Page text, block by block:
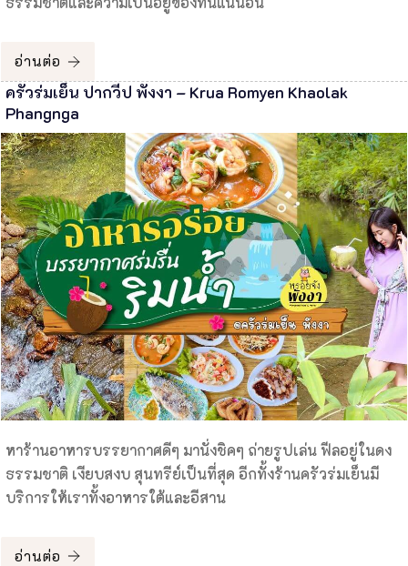
อ่านต่อ
ครัวร่มเย็น ปากวีป พังงา – Krua Romyen Khaolak
Phangnga
หาร้านอาหารบรรยากาศดีๆ มานั่งชิคๆ ถ่ายรูปเล่น ฟีลอยู่ในดง
ธรรมชาติ เงียบสงบ สุนทรีย์เป็นที่สุด อีกทั้งร้านครัวร่มเย็นมี
บริการให้เราทั้งอาหารใต้และอีสาน
อ่านต่อ